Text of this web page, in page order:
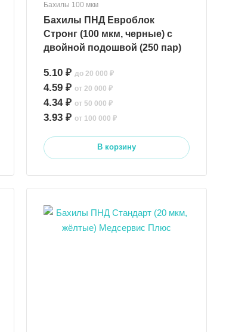
Бахилы 100 мкм
Бахилы ПНД Евроблок
Стронг (100 мкм, черные) с
двойной подошвой (250 пар)
5.10 ₽до 20 000 ₽
4.59 ₽от 20 000 ₽
4.34 ₽от 50 000 ₽
3.93 ₽от 100 000 ₽
В корзину